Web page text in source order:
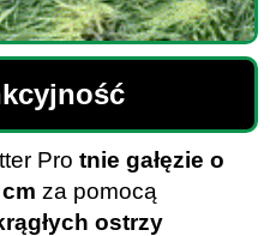
Pro tnie gałęzie o
za pomocą
ostrzy